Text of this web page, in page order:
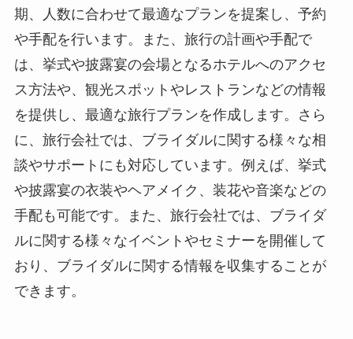
期、人数に合わせて最適なプランを提案し、予約
や手配を行います。また、旅行の計画や手配で
は、挙式や披露宴の会場となるホテルへのアクセ
ス方法や、観光スポットやレストランなどの情報
を提供し、最適な旅行プランを作成します。さら
に、旅行会社では、ブライダルに関する様々な相
談やサポートにも対応しています。例えば、挙式
や披露宴の衣装やヘアメイク、装花や音楽などの
手配も可能です。また、旅行会社では、ブライダ
ルに関する様々なイベントやセミナーを開催して
おり、ブライダルに関する情報を収集することが
できます。